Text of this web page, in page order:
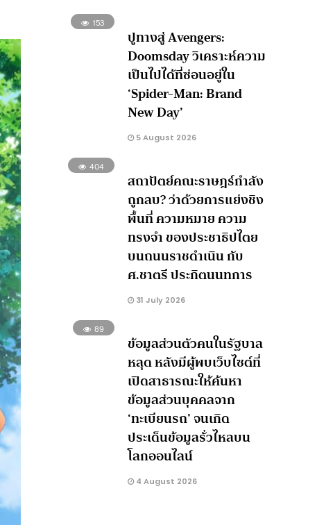
153
ปูทางสู่ Avengers:
Doomsday วิเคราะห์ความ
เป็นไปได้ที่ซ่อนอยู่ใน
‘Spider-Man: Brand
New Day’
5 August 2026
404
สถาปัตย์คณะราษฎร์กำลัง
ถูกลบ? ว่าด้วยการแย่งชิง
พื้นที่ ความหมาย ความ
ทรงจำ ของประชาธิปไตย
บนถนนราชดำเนิน กับ
ศ.ชาตรี ประกิตนนทการ
31 July 2026
89
ข้อมูลส่วนตัวคนในรัฐบาล
หลุด หลังมีผู้พบเว็บไซต์ที่
เปิดสาธารณะให้ค้นหา
ข้อมูลส่วนบุคคลจาก
‘ทะเบียนรถ’ จนเกิด
ประเด็นข้อมูลรั่วไหลบน
โลกออนไลน์
4 August 2026